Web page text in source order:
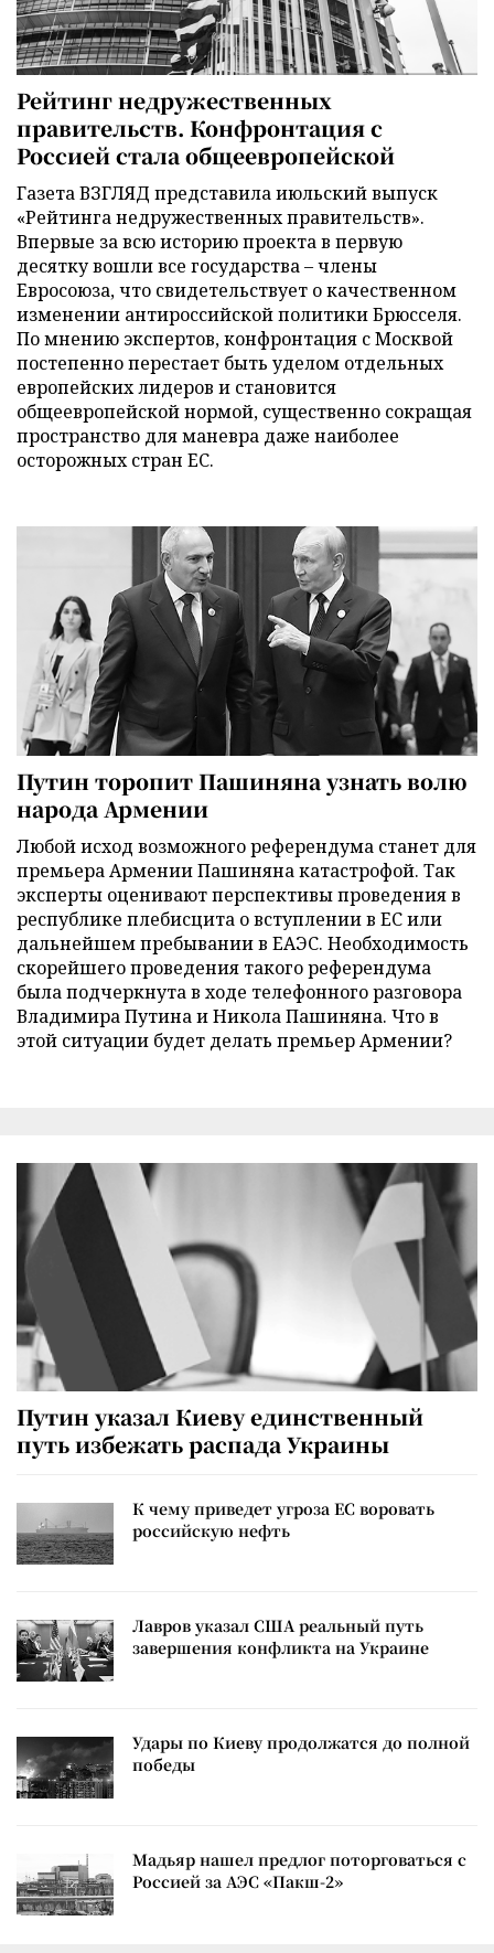
Рейтинг недружественных
правительств. Конфронтация с
Россией стала общеевропейской
Газета ВЗГЛЯД представила июльский выпуск
«Рейтинга недружественных правительств».
Впервые за всю историю проекта в первую
десятку вошли все государства – члены
Евросоюза, что свидетельствует о качественном
изменении антироссийской политики Брюсселя.
По мнению экспертов, конфронтация с Москвой
постепенно перестает быть уделом отдельных
европейских лидеров и становится
общеевропейской нормой, существенно сокращая
пространство для маневра даже наиболее
осторожных стран ЕС.
Путин торопит Пашиняна узнать волю
народа Армении
Любой исход возможного референдума станет для
премьера Армении Пашиняна катастрофой. Так
эксперты оценивают перспективы проведения в
республике плебисцита о вступлении в ЕС или
дальнейшем пребывании в ЕАЭС. Необходимость
скорейшего проведения такого референдума
была подчеркнута в ходе телефонного разговора
Владимира Путина и Никола Пашиняна. Что в
этой ситуации будет делать премьер Армении?
Путин указал Киеву единственный
путь избежать распада Украины
К чему приведет угроза ЕС воровать
российскую нефть
Лавров указал США реальный путь
завершения конфликта на Украине
Удары по Киеву продолжатся до полной
победы
Мадьяр нашел предлог поторговаться с
Россией за АЭС «Пакш-2»